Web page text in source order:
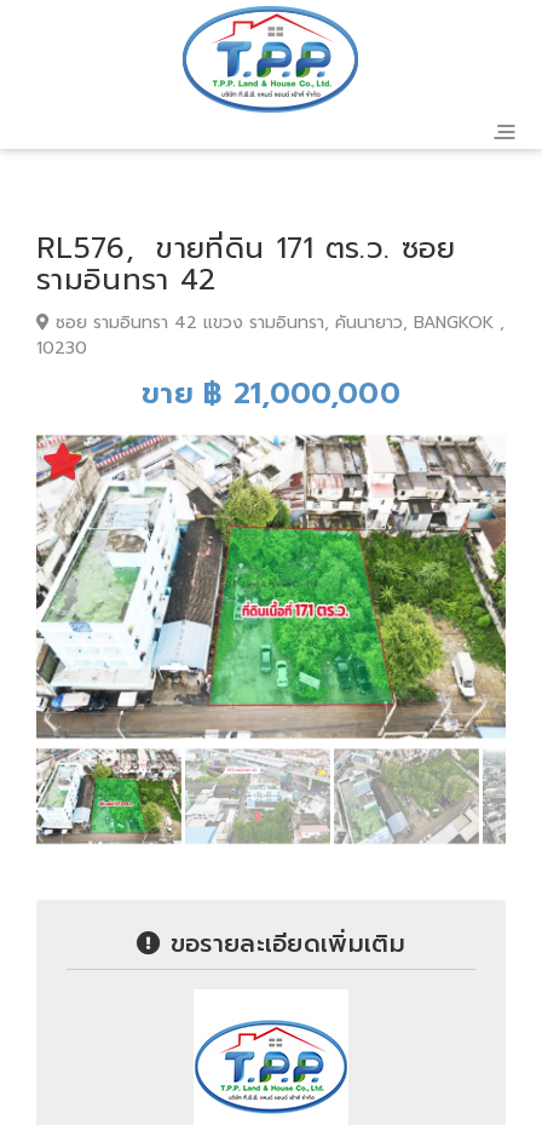
RL576, ขายที่ดิน 171 ตร.ว. ซอย
รามอินทรา 42
ซอย รามอินทรา 42 แขวง รามอินทรา, คันนายาว, BANGKOK ,
10230
ขาย ฿ 21,000,000
ขอรายละเอียดเพิ่มเติม